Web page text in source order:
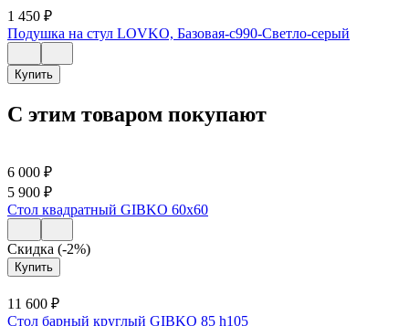
1 450 ₽
Подушка на стул LOVKO, Базовая-c990-Светло-серый
Купить
С этим товаром покупают
6 000 ₽
5 900 ₽
Стол квадратный GIBKO 60х60
Скидка (-2%)
Купить
11 600 ₽
Стол барный круглый GIBKO 85 h105